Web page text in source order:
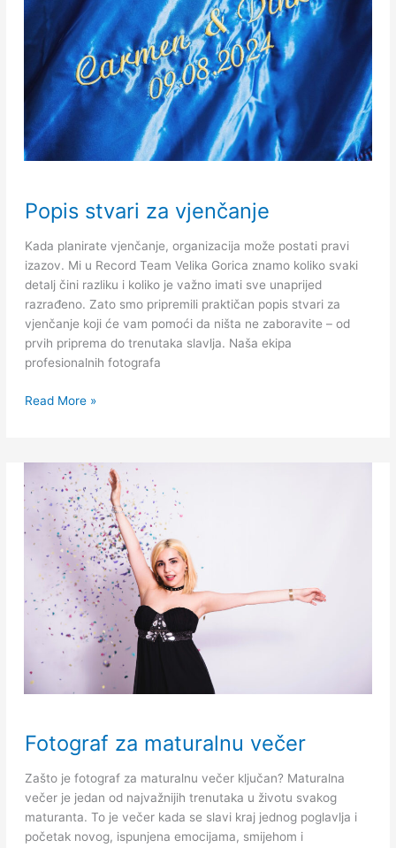
Popis stvari za vjenčanje
Kada planirate vjenčanje, organizacija može postati pravi
izazov. Mi u Record Team Velika Gorica znamo koliko svaki
detalj čini razliku i koliko je važno imati sve unaprijed
razrađeno. Zato smo pripremili praktičan popis stvari za
vjenčanje koji će vam pomoći da ništa ne zaboravite – od
prvih priprema do trenutaka slavlja. Naša ekipa
profesionalnih fotografa
stvari
vjenčanje
Read More »
Fotograf za maturalnu večer
Zašto je fotograf za maturalnu večer ključan? Maturalna
večer je jedan od najvažnijih trenutaka u životu svakog
maturanta. To je večer kada se slavi kraj jednog poglavlja i
početak novog, ispunjena emocijama, smijehom i
za
maturalnu
večer